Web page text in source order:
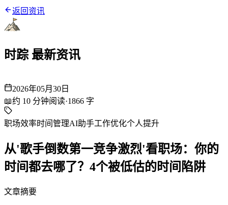
返回资讯
时踪 最新资讯
2026年05月30日
📖约 10 分钟阅读·1866 字
职场效率时间管理AI助手工作优化个人提升
从'歌手倒数第一竞争激烈'看职场：你的
时间都去哪了？4个被低估的时间陷阱
文章摘要